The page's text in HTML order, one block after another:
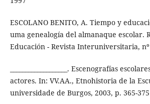
ESCOLANO BENITO, A. Tiempo y
uma genealogía del almanaque escolar.
Educación - Revista Interuniversitaria, nº
___________________. Escenografías
actores. In: VV.AA., Etnohistoria de la
universidade de Burgos, 2003, p. 365-375